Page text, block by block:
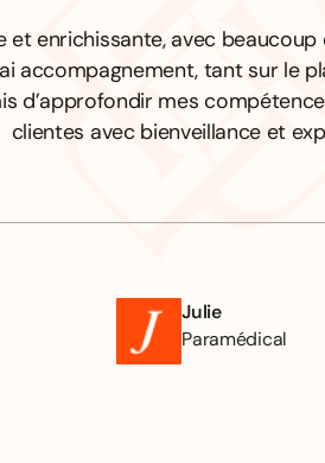
Julie
Paramédical
enrichissante, avec
accompagnement, tant sur le
d’approfondir mes
clientes avec bienveillance et